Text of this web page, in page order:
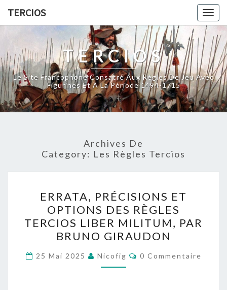
TERCIOS
TERCIOS
Le Site Francophone Consacré Aux Règles De Jeu Avec
Figurines Et À La Période 1494-1715
Archives De
Category: Les Règles Tercios
PRÉCISIONS
ET
OPTIONS
DES
RÈGLES
TERCIOS
ERRATA, PRÉCISIONS ET
OPTIONS DES RÈGLES
TERCIOS LIBER MILITUM, PAR
BRUNO GIRAUDON
25 Mai 2025 Nicofig Commentaires
0 Commentaire